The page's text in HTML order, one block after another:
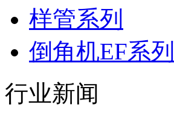
样管系列
倒角机EF系列
行业新闻